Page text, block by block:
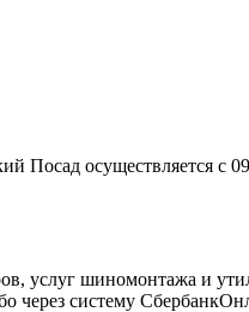
Посад осуществляется с
через систему